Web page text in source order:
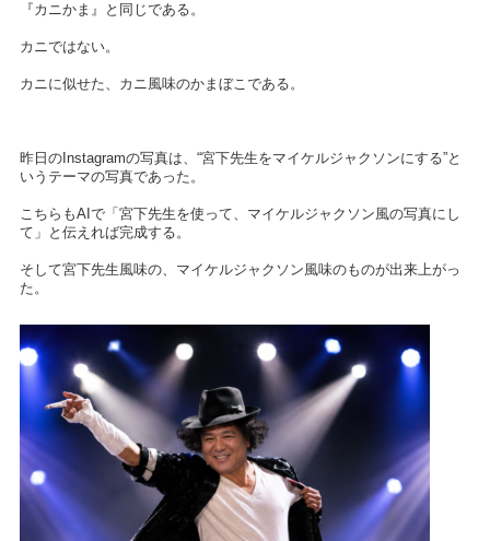
『カニかま』と同じである。
カニではない。
カニに似せた、カニ風味のかまぼこである。
昨日のInstagramの写真は、“宮下先生をマイケルジャクソンにする”と
いうテーマの写真であった。
こちらもAIで「宮下先生を使って、マイケルジャクソン風の写真にし
て」と伝えれば完成する。
そして宮下先生風味の、マイケルジャクソン風味のものが出来上がっ
た。